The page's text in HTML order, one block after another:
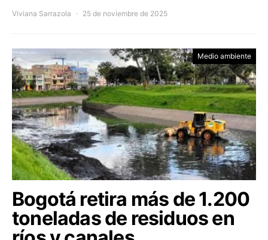
Viviana Sarrazola 25 de noviembre de 2025
Medio ambiente
Bogotá retira más de 1.200
toneladas de residuos en